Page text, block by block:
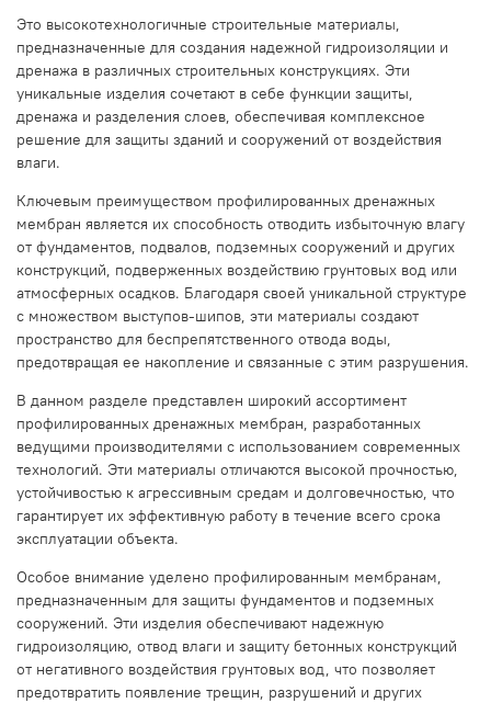
Это высокотехнологичные строительные материалы,
предназначенные для создания надежной гидроизоляции и
дренажа в различных строительных конструкциях. Эти
уникальные изделия сочетают в себе функции защиты,
дренажа и разделения слоев, обеспечивая комплексное
решение для защиты зданий и сооружений от воздействия
влаги.
Ключевым преимуществом профилированных дренажных
мембран является их способность отводить избыточную влагу
от фундаментов, подвалов, подземных сооружений и других
конструкций, подверженных воздействию грунтовых вод или
атмосферных осадков. Благодаря своей уникальной структуре
с множеством выступов-шипов, эти материалы создают
пространство для беспрепятственного отвода воды,
предотвращая ее накопление и связанные с этим разрушения.
В данном разделе представлен широкий ассортимент
профилированных дренажных мембран, разработанных
ведущими производителями с использованием современных
технологий. Эти материалы отличаются высокой прочностью,
устойчивостью к агрессивным средам и долговечностью, что
гарантирует их эффективную работу в течение всего срока
эксплуатации объекта.
Особое внимание уделено профилированным мембранам,
предназначенным для защиты фундаментов и подземных
сооружений. Эти изделия обеспечивают надежную
гидроизоляцию, отвод влаги и защиту бетонных конструкций
от негативного воздействия грунтовых вод, что позволяет
предотвратить появление трещин, разрушений и других